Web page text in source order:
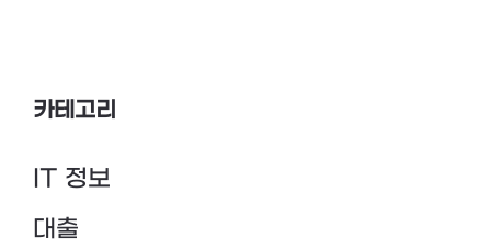
카테고리
IT 정보
대출